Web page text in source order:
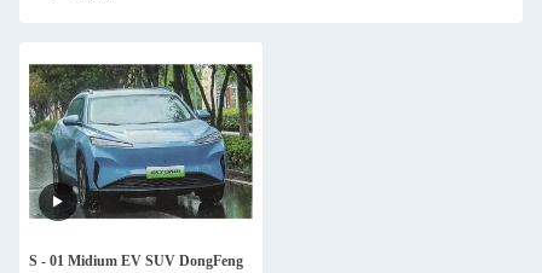
S - 01 Midium EV SUV DongFeng